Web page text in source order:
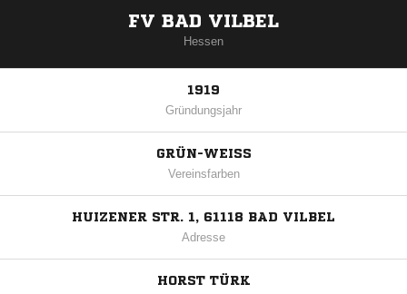
FV BAD VILBEL
Hessen
1919
Gründungsjahr
GRÜN-WEISS
Vereinsfarben
HUIZENER STR. 1, 61118 BAD VILBEL
Adresse
HORST TÜRK